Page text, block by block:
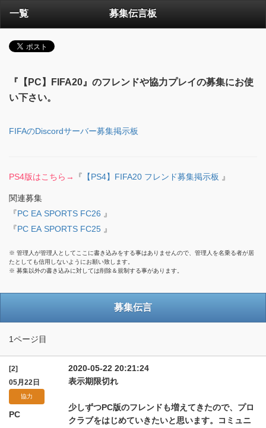
一覧 募集伝言板
『【PC】FIFA20』のフレンドや協力プレイの募集にお使
い下さい。
FIFAのDiscordサーバー募集掲示板
PS4版はこちら→ 『 【PS4】FIFA20 フレンド募集掲示板 』
関連募集
『PC EA SPORTS FC26 』
『PC EA SPORTS FC25 』
※ 管理人が管理人としてここに書き込みをする事はありませんので、管理人を名乗る者が居
たとしても信用しないようにお願い致します。
※ 募集以外の書き込みに対しては削除＆規制する事があります。
募集伝言
1ページ目
[2]
05月22日
協力
PC
2020-05-22 20:21:24
表示期限切れ
少しずつPC版のフレンドも増えてきたので、プロ
クラブをはじめていきたいと思います。コミュニ